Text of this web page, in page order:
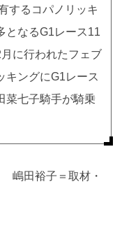
するコパノリッキ
となるG1レース11
に行われたフェブ
キングにG1レース
菜七子騎手が騎乗
嶋田裕子＝取材・